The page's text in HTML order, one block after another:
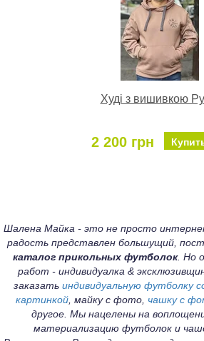
Худі з вишивкою
2 200 грн
Шалена Майка - это не просто
радость представлен большущий,
каталог прикольных футболок. Но
работ - индивидуалка &
заказать индивидуальную футболку
картинкой, майку с фото, чашку с
другое. Мы нацелены на
материализацию футболок и